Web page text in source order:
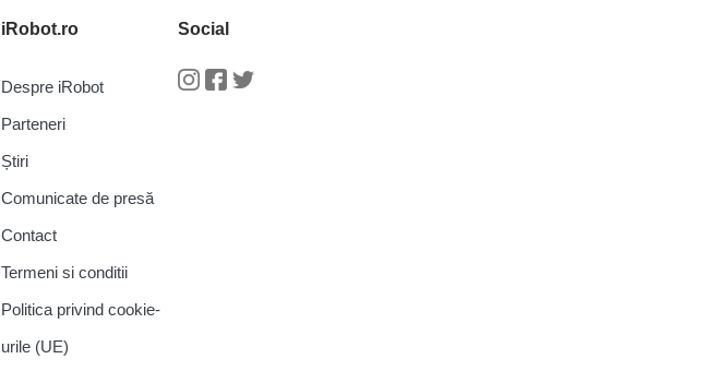
iRobot.ro
Despre iRobot
Parteneri
Știri
Comunicate de presă
Contact
Termeni si conditii
Politica privind cookie-
urile (UE)
Social
Instagram
Facebook